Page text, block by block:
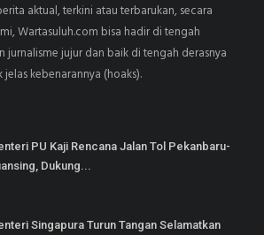
aktual, terkini atau terbarukan, secara
Wartasuluh.com bisa hadir di tengah
jurnalisme jujur dan baik di tengah derasnya
kebenarannya (hoaks).
PU Kaji Rencana Jalan Tol Pekanbaru-
Dukung...
Singapura Turun Tangan Selamatkan